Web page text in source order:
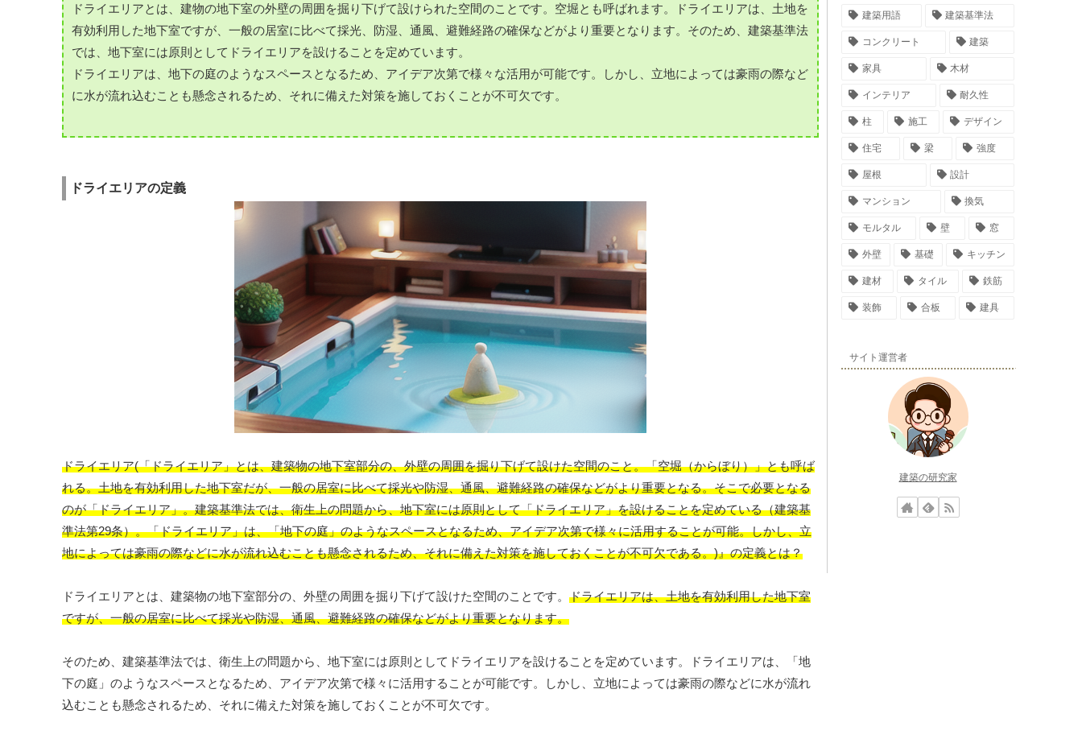
ドライエリアとは、建物の地下室の外壁の周囲を掘り下げて設けられた空間のことです。空堀とも呼ばれます。ドライエリアは、土地を
有効利用した地下室ですが、一般の居室に比べて採光、防湿、通風、避難経路の確保などがより重要となります。そのため、建築基準法
では、地下室には原則としてドライエリアを設けることを定めています。
ドライエリアは、地下の庭のようなスペースとなるため、アイデア次第で様々な活用が可能です。しかし、立地によっては豪雨の際など
に水が流れ込むことも懸念されるため、それに備えた対策を施しておくことが不可欠です。
ドライエリアの定義
ドライエリア(「ドライエリア」とは、建築物の地下室部分の、外壁の周囲を掘り下げて設けた空間のこと。「空堀（からぼり）」とも呼ば
れる。土地を有効利用した地下室だが、一般の居室に比べて採光や防湿、通風、避難経路の確保などがより重要となる。そこで必要となる
のが「ドライエリア」。建築基準法では、衛生上の問題から、地下室には原則として「ドライエリア」を設けることを定めている（建築基
準法第29条）。「ドライエリア」は、「地下の庭」のようなスペースとなるため、アイデア次第で様々に活用することが可能。しかし、立
地によっては豪雨の際などに水が流れ込むことも懸念されるため、それに備えた対策を施しておくことが不可欠である。)』の定義とは？
ドライエリアとは、建築物の地下室部分の、外壁の周囲を掘り下げて設けた空間のことです。 ドライエリアは、土地を有効利用した地下室
ですが、一般の居室に比べて採光や防湿、通風、避難経路の確保などがより重要となります。
そのため、建築基準法では、衛生上の問題から、地下室には原則としてドライエリアを設けることを定めています。ドライエリアは、「地
下の庭」のようなスペースとなるため、アイデア次第で様々に活用することが可能です。しかし、立地によっては豪雨の際などに水が流れ
込むことも懸念されるため、それに備えた対策を施しておくことが不可欠です。
建築用語 建築基準法
コンクリート 建築
家具 木材
インテリア 耐久性
柱 施工 デザイン
住宅 梁 強度
屋根 設計
マンション 換気
モルタル 壁 窓
外壁 基礎 キッチン
建材 タイル 鉄筋
装飾 合板 建具
サイト運営者
建築の研究家